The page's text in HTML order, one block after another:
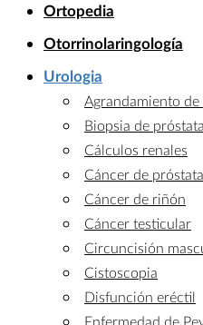
Ortopedia
Otorrinolaringología
Urologia
Agrandamiento de
Biopsia de próstata
Cálculos renales
Cáncer de próstata
Cáncer de riñón
Cáncer testicular
Circuncisión
Cistoscopia
Disfunción eréctil
Enfermedad de